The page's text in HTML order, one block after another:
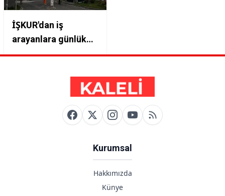
İŞKUR'dan iş
arayanlara günlük
harçlık fırsatı!
oturduğunuz yerde
Kurumsal
Hakkımızda
Künye